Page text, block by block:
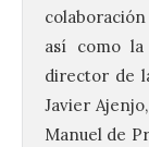
así como la
director de
Javier
Manuel de